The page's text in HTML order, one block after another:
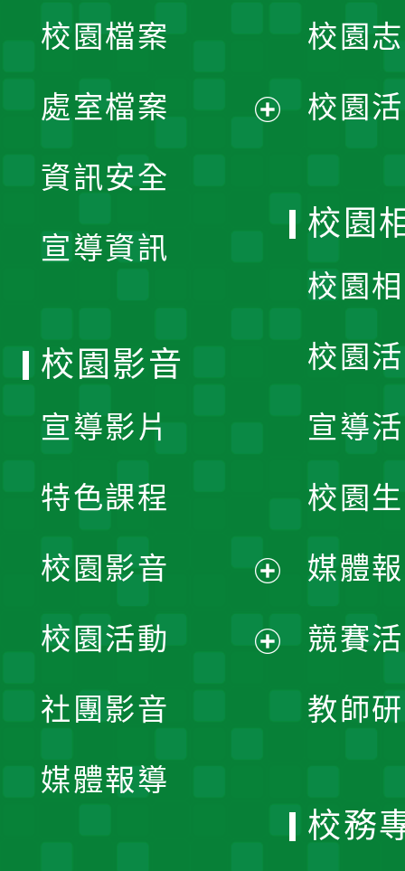
單
校園檔案
處室檔案
資訊安全
宣導資訊
校園
校園
校園
校園
校園
宣導
校園
媒體
競賽
教師
校園影音
宣導影片
特色課程
校園影音
開
校園活動
社團影音
媒體報導
校務